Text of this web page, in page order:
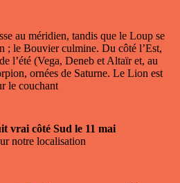
au méridien, tandis que le Loup se
; le Bouvier culmine. Du côté l’Est,
l’été (Vega, Deneb et Altaïr et, au
ornées de Saturne. Le Lion est
le couchant
vrai côté Sud le 11 mai
notre localisation